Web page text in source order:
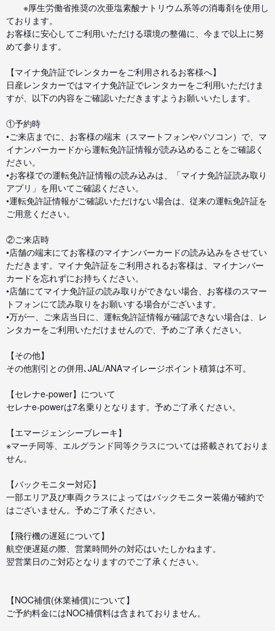
※厚生労働省推奨の次亜塩素酸ナトリウム系等の消毒剤を使用し
ております。
お客様に安心してご利用いただける環境の整備に、今まで以上に努
めて参ります。
【マイナ免許証でレンタカーをご利用されるお客様へ】
日産レンタカーではマイナ免許証でレンタカーをご利用いただけま
すが、以下の内容をご確認いただきますようお願いいたします。
①予約時
•ご来店までに、お客様の端末（スマートフォンやパソコン）で、マ
イナンバーカードから運転免許証情報が読み込めることをご確認く
ださい。
•お客様での運転免許証情報の読み込みは、「マイナ免許証読み取り
アプリ」を用いてご確認ください。
•運転免許証情報がご確認いただけない場合は、従来の運転免許証を
ご用意ください。
②ご来店時
•店舗の端末にてお客様のマイナンバーカードの読み込みをさせてい
ただきます。マイナ免許証をご利用されるお客様は、マイナンバー
カードを忘れずにお持ちください。
•店舗にてマイナ免許証の読み取りができない場合、お客様のスマー
トフォンにて読み取りをお願いする場合がございます。
•万が一、ご来店当日に、運転免許証情報が確認できない場合は、レ
ンタカーをご利用いただけませんので、予めご了承ください。
【その他】
その他割引との併用､JAL/ANAマイレージポイント積算は不可。
【セレナe-power】について
セレナe-powerは7名乗りとなります。予めご了承ください。
【エマージェンシーブレーキ】
※マーチ同等、エルグランド同等クラスについては搭載されておりま
せん。
【バックモニター対応】
一部エリア及び車両クラスによってはバックモニター装備が確約で
はございません。予めご了承ください。
【飛行機の遅延について】
航空便遅延の際、営業時間外の対応はいたしかねます。
翌営業日のご対応となりますのでご了承ください。
【NOC補償(休業補償)について】
ご予約料金にはNOC補償料は含まれておりません。